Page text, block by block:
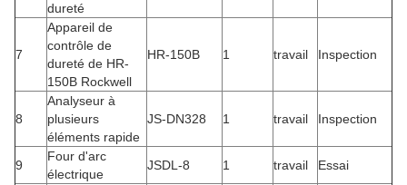
dureté
7
Appareil de
contrôle de
dureté de HR-
150B Rockwell
HR-150B 1 travail Inspection
8
Analyseur à
plusieurs
éléments rapide
JS-DN328 1 travail Inspection
9
Four d'arc
électrique
JSDL-8 1 travail Essai